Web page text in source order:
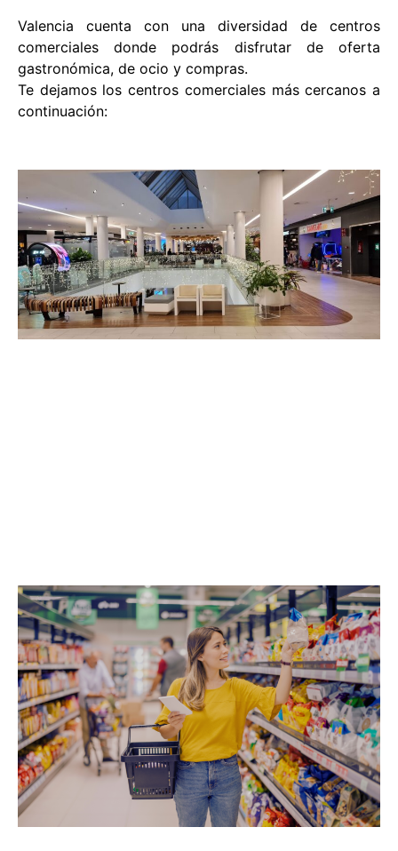
Valencia cuenta con una diversidad de centros
comerciales donde podrás disfrutar de oferta
gastronómica, de ocio y compras.
Te dejamos los centros comerciales más cercanos a
continuación: